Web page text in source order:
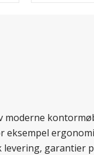
garantier